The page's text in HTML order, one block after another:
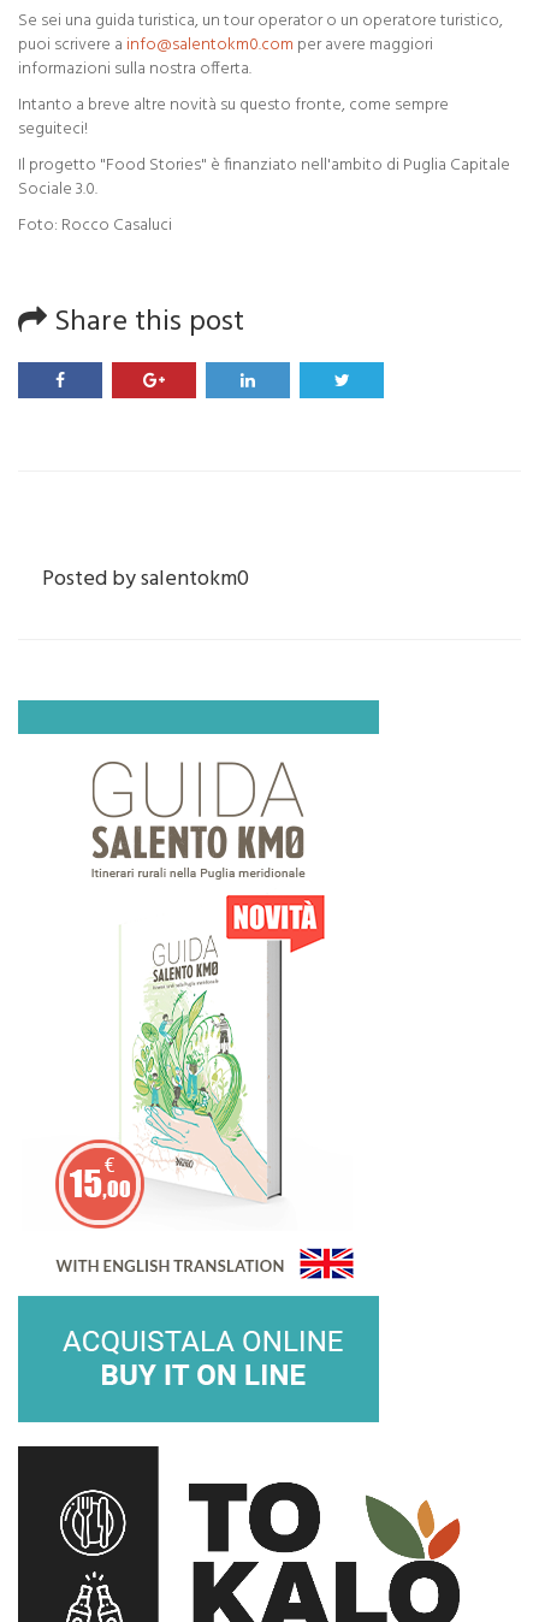
Se sei una guida turistica, un tour operator o un operatore turistico,
puoi scrivere a info@salentokm0.com per avere maggiori
informazioni sulla nostra offerta.
Intanto a breve altre novità su questo fronte, come sempre
seguiteci!
Il progetto "Food Stories" è finanziato nell'ambito di Puglia Capitale
Sociale 3.0.
Foto: Rocco Casaluci
Share this post
Posted bysalentokm0